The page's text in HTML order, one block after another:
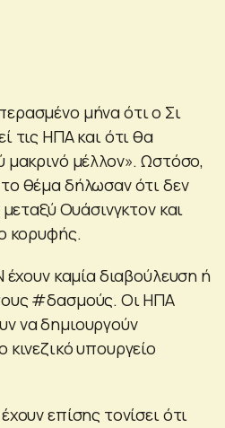
μήνα ότι ο Σι
τις ΗΠΑ και ότι θα
μακρινό μέλλον». Ωστόσο,
θέμα δήλωσαν ότι δεν
μεταξύ Ουάσινγκτον και
κορυφής.
καμία διαβούλευση ή
#δασμούς. Οι ΗΠΑ
να δημιουργούν
υπουργείο
επίσης τονίσει ότι